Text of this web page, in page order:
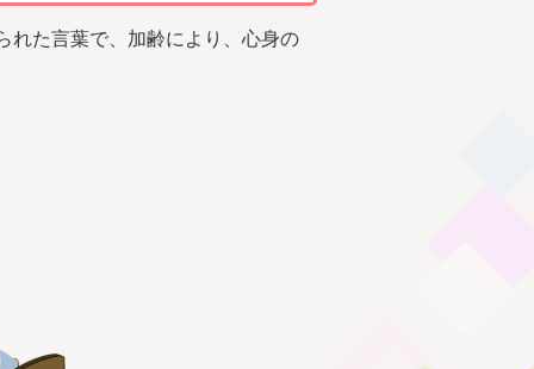
れた言葉で、加齢により、心身の